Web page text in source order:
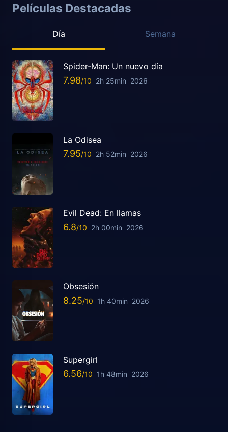
Películas Destacadas
Día Semana
Spider-Man: Un nuevo día
7.98 2h 25min 2026
La Odisea
7.95 2h 52min 2026
Evil Dead: En llamas
6.8 2h 00min 2026
Obsesión
8.25 1h 40min 2026
Supergirl
6.56 1h 48min 2026